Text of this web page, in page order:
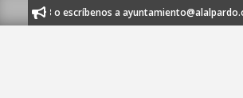
to
21 53 o escríbenos a ayuntamiento@alalpardo.org